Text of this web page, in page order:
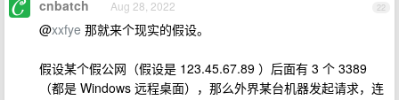
22
cnbatch Aug 28, 2022
@xxfye 那就来个现实的假设。
假设某个假公网（假设是 123.45.67.89 ）后面有 3 个 3389
（都是 Windows 远程桌面），那么外界某台机器发起请求，连